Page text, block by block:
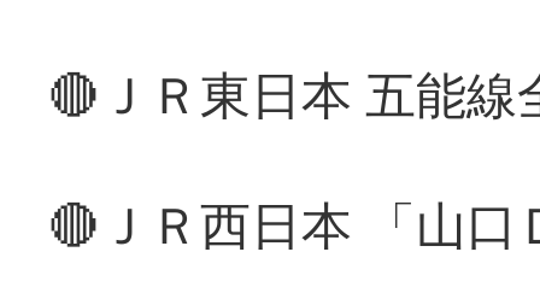
🔴ＪＲ東日本 五能
🔴ＪＲ西日本 「山